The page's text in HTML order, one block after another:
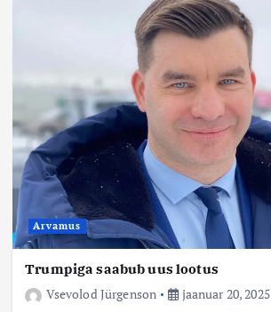
Arvamus
Trumpiga saabub uus lootus
Vsevolod Jürgenson
jaanuar 20, 2025